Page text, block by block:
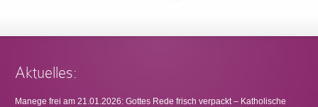
Aktuelles:
Manege frei am 21.01.2026: Gottes Rede frisch verpackt – Katholische